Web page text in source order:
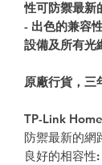
性可防禦最新
- 出色的兼容
設備及所有光
原廠行貨，三
TP-Link
防禦最新的網
良好的相容性